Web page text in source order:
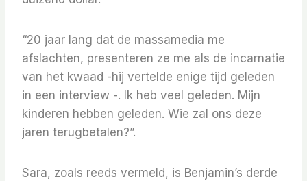
“20 jaar lang dat de massamedia me
afslachten, presenteren ze me als de incarnatie
van het kwaad -hij vertelde enige tijd geleden
in een interview -. Ik heb veel geleden. Mijn
kinderen hebben geleden. Wie zal ons deze
jaren terugbetalen?”.
Sara, zoals reeds vermeld, is Benjamin’s derde